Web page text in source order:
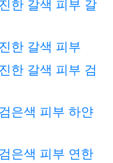
한 갈색 피부 갈
한 갈색 피부
한 갈색 피부 검
은색 피부 하얀
은색 피부 연한